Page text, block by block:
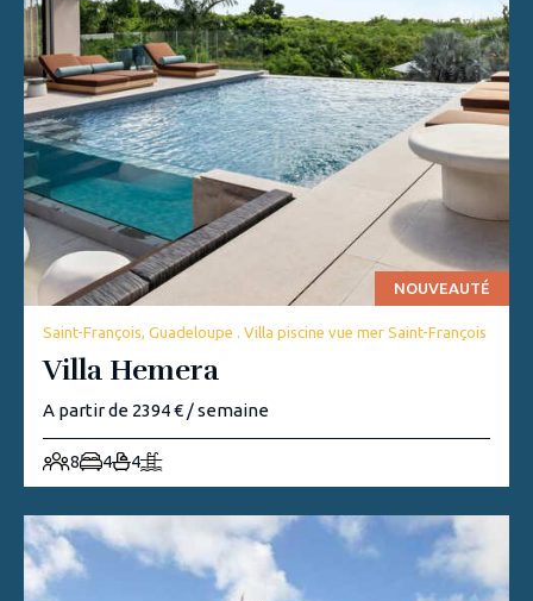
NOUVEAUTÉ
Saint-François, Guadeloupe . Villa piscine vue mer Saint-François
Villa Hemera
A partir de 2394 € / semaine
8 4 4